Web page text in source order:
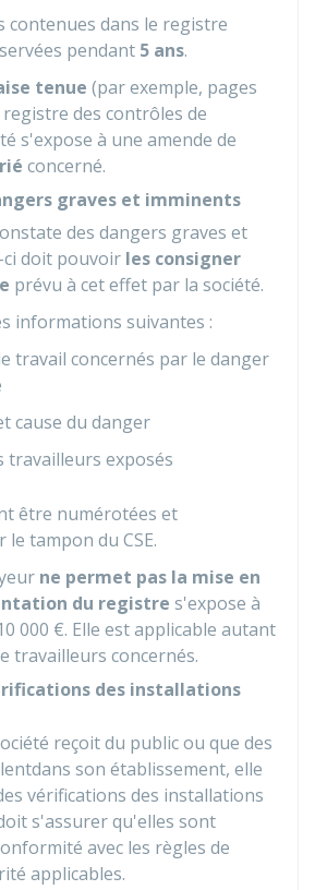
contenues dans le registre
pendant 5 ans.
tenue (par exemple, pages
des contrôles de
s'expose à une amende de
concerné.
graves et imminents
des dangers graves et
doit pouvoir les consigner
prévu à cet effet par la société.
informations suivantes :
travail concernés par le danger
cause du danger
travailleurs exposés
être numérotées et
tampon du CSE.
ne permet pas la mise en
du registre s'expose à
000 €. Elle est applicable autant
travailleurs concernés.
des installations
reçoit du public ou que des
son établissement, elle
vérifications des installations
s'assurer qu'elles sont
avec les règles de
applicables.